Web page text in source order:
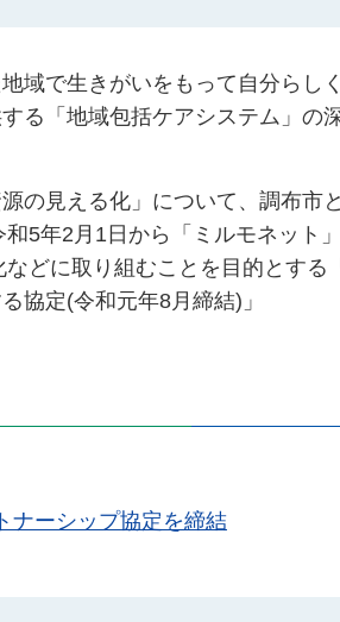
域で生きがいをもって自分らし
る「地域包括ケアシステム」の
の見える化」について、調布市
5年2月1日から「ミルモネット
どに取り組むことを目的とする
協定(令和元年8月締結)」
ナーシップ協定を締結